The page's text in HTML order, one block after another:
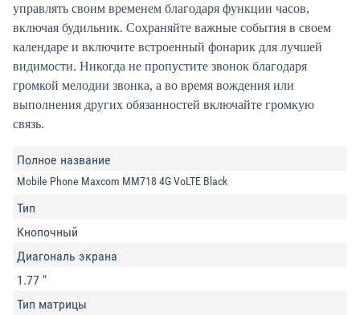
управлять своим временем благодаря функции часов,
включая будильник. Сохраняйте важные события в своем
календаре и включите встроенный фонарик для лучшей
видимости. Никогда не пропустите звонок благодаря
громкой мелодии звонка, а во время вождения или
выполнения других обязанностей включайте громкую
связь.
Полное название
Mobile Phone Maxcom MM718 4G VoLTE Black
Тип
Кнопочный
Диагональ экрана
1.77 "
Тип матрицы